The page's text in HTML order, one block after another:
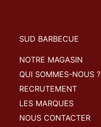
SUD BARBECUE
NOTRE MAGASIN
QUI SOMMES-NOUS ?
RECRUTEMENT
LES MARQUES
NOUS CONTACTER